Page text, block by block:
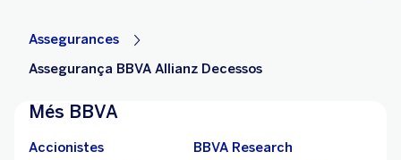
Assegurances
Assegurança BBVA Allianz Decessos
Més BBVA
Accionistes
BBVA Research